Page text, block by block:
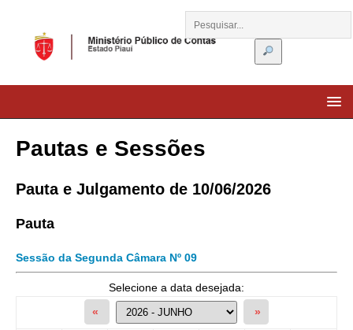
Pautas e Sessões
Pauta e Julgamento de 10/06/2026
Pauta
Sessão da Segunda Câmara Nº 09
Selecione a data desejada:
«
»